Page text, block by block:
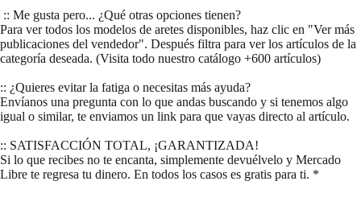
:: Me gusta pero... ¿Qué otras opciones tienen?
Para ver todos los modelos de aretes disponibles, haz clic en "Ver más
publicaciones del vendedor". Después filtra para ver los artículos de la
categoría deseada. (Visita todo nuestro catálogo +600 artículos)
:: ¿Quieres evitar la fatiga o necesitas más ayuda?
Envíanos una pregunta con lo que andas buscando y si tenemos algo
igual o similar, te enviamos un link para que vayas directo al artículo.
:: SATISFACCIÓN TOTAL, ¡GARANTIZADA!
Si lo que recibes no te encanta, simplemente devuélvelo y Mercado
Libre te regresa tu dinero. En todos los casos es gratis para ti. *